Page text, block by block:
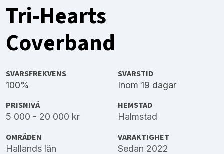
Tri-Hearts
Coverband
SVARSFREKVENS
100%
SVARSTID
Inom 19 dagar
PRISNIVÅ
5 000 - 20 000 kr
HEMSTAD
Halmstad
OMRÅDEN
Hallands län
VARAKTIGHET
Sedan 2022